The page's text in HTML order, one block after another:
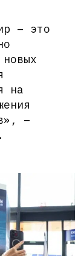
– это
на
–